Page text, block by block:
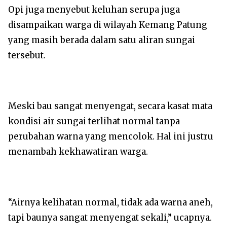
Opi juga menyebut keluhan serupa juga
disampaikan warga di wilayah Kemang Patung
yang masih berada dalam satu aliran sungai
tersebut.
Meski bau sangat menyengat, secara kasat mata
kondisi air sungai terlihat normal tanpa
perubahan warna yang mencolok. Hal ini justru
menambah kekhawatiran warga.
“Airnya kelihatan normal, tidak ada warna aneh,
tapi baunya sangat menyengat sekali,” ucapnya.